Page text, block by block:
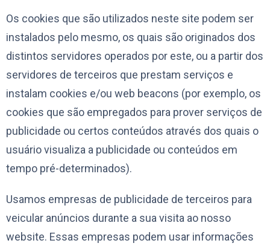
Os cookies que são utilizados neste site podem ser
instalados pelo mesmo, os quais são originados dos
distintos servidores operados por este, ou a partir dos
servidores de terceiros que prestam serviços e
instalam cookies e/ou web beacons (por exemplo, os
cookies que são empregados para prover serviços de
publicidade ou certos conteúdos através dos quais o
usuário visualiza a publicidade ou conteúdos em
tempo pré-determinados).
Usamos empresas de publicidade de terceiros para
veicular anúncios durante a sua visita ao nosso
website. Essas empresas podem usar informações